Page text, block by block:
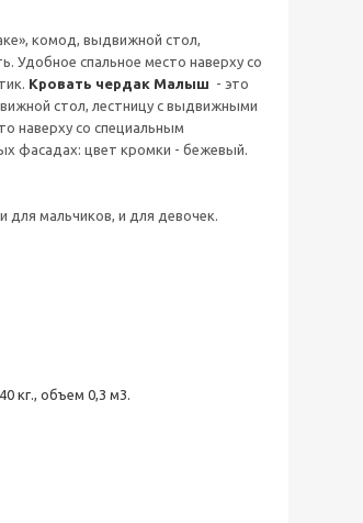
комод, выдвижной стол,
Удобное спальное место наверху со
Кровать чердак Малыш - это
стол, лестницу с выдвижными
наверху со специальным
фасадах: цвет кромки - бежевый.
мальчиков, и для девочек.
кг., объем 0,3 м3.